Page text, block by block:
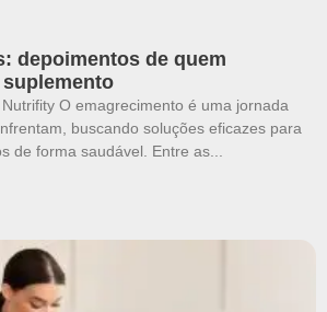
depoimentos de quem
O emagrecimento é uma jornada
buscando soluções eficazes para
de forma saudável. Entre as